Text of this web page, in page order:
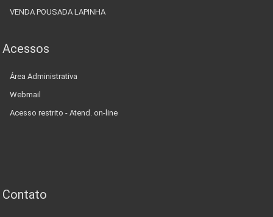
VENDA POUSADA LAPINHA
Acessos
Área Administrativa
Webmail
Acesso restrito - Atend. on-line
Contato